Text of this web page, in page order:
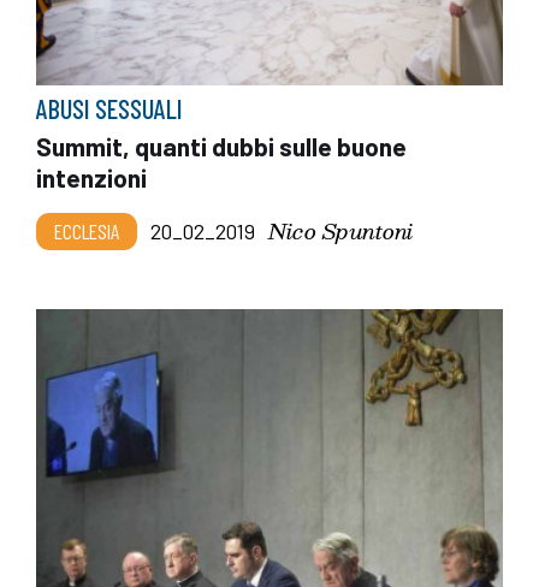
ABUSI SESSUALI
Summit, quanti dubbi sulle buone
intenzioni
ECCLESIA 20_02_2019 Nico Spuntoni